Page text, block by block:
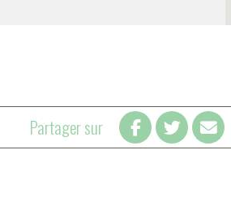
Partager sur